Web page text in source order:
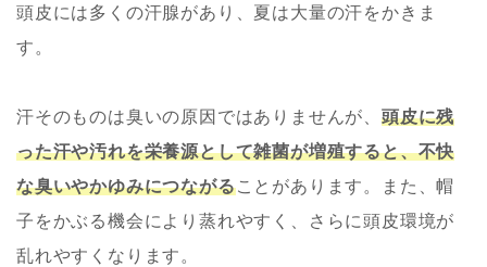
頭皮には多くの汗腺があり、夏は大量の汗をかきま
す。
汗そのものは臭いの原因ではありませんが、 頭皮に残
った汗や汚れを栄養源として雑菌が増殖すると、不快
な臭いやかゆみにつながることがあります。また、帽
子をかぶる機会により蒸れやすく、さらに頭皮環境が
乱れやすくなります。